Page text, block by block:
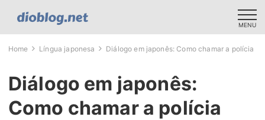
MENU
Home Língua japonesa Diálogo em japonês: Como chamar a polícia
Diálogo em japonês:
Como chamar a polícia